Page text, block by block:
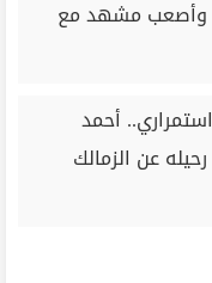
وأصعب مشهد مع
أحمد
عن الزمالك